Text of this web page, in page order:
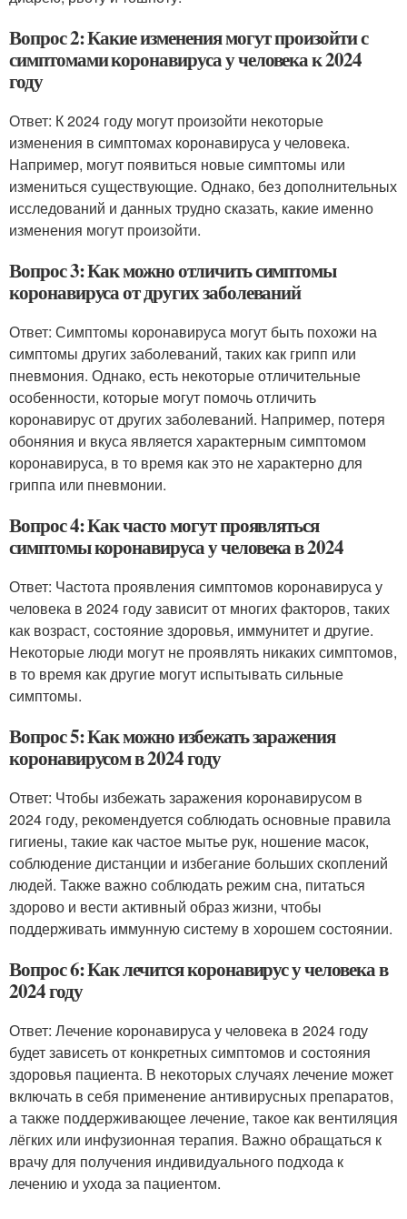
Вопрос 2: Какие изменения могут произойти с
симптомами коронавируса у человека к 2024
году
Ответ: К 2024 году могут произойти некоторые
изменения в симптомах коронавируса у человека.
Например, могут появиться новые симптомы или
измениться существующие. Однако, без дополнительных
исследований и данных трудно сказать, какие именно
изменения могут произойти.
Вопрос 3: Как можно отличить симптомы
коронавируса от других заболеваний
Ответ: Симптомы коронавируса могут быть похожи на
симптомы других заболеваний, таких как грипп или
пневмония. Однако, есть некоторые отличительные
особенности, которые могут помочь отличить
коронавирус от других заболеваний. Например, потеря
обоняния и вкуса является характерным симптомом
коронавируса, в то время как это не характерно для
гриппа или пневмонии.
Вопрос 4: Как часто могут проявляться
симптомы коронавируса у человека в 2024
Ответ: Частота проявления симптомов коронавируса у
человека в 2024 году зависит от многих факторов, таких
как возраст, состояние здоровья, иммунитет и другие.
Некоторые люди могут не проявлять никаких симптомов,
в то время как другие могут испытывать сильные
симптомы.
Вопрос 5: Как можно избежать заражения
коронавирусом в 2024 году
Ответ: Чтобы избежать заражения коронавирусом в
2024 году, рекомендуется соблюдать основные правила
гигиены, такие как частое мытье рук, ношение масок,
соблюдение дистанции и избегание больших скоплений
людей. Также важно соблюдать режим сна, питаться
здорово и вести активный образ жизни, чтобы
поддерживать иммунную систему в хорошем состоянии.
Вопрос 6: Как лечится коронавирус у человека в
2024 году
Ответ: Лечение коронавируса у человека в 2024 году
будет зависеть от конкретных симптомов и состояния
здоровья пациента. В некоторых случаях лечение может
включать в себя применение антивирусных препаратов,
а также поддерживающее лечение, такое как вентиляция
лёгких или инфузионная терапия. Важно обращаться к
врачу для получения индивидуального подхода к
лечению и ухода за пациентом.